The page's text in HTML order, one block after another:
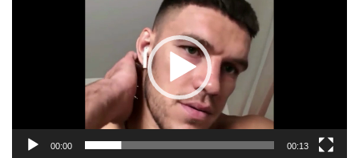
00:00 00:13